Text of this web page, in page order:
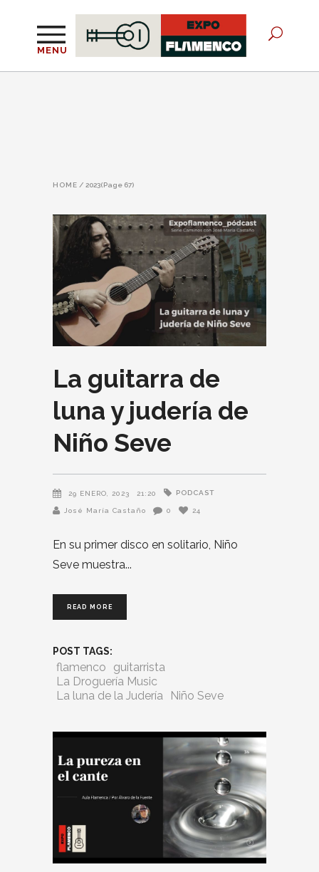
MENU
HOME / 2023(Page 67)
La guitarra de
luna y judería de
Niño Seve
29 ENERO, 2023 21:20 PODCAST
José María Castaño 0 24
En su primer disco en solitario, Niño
Seve muestra
READ MORE
POST TAGS:
flamenco
guitarrista
La Droguería Music
La luna de la Judería
Niño Seve